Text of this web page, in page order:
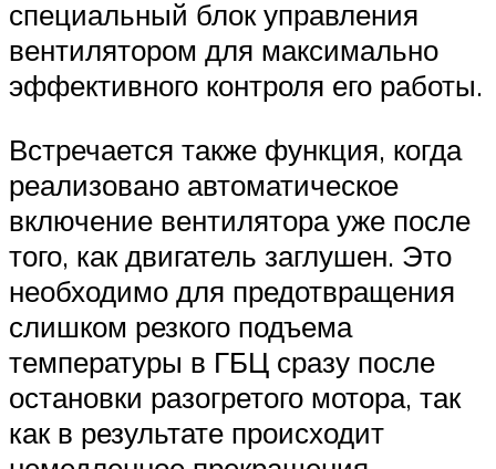
специальный блок управления
вентилятором для максимально
эффективного контроля его работы.
Встречается также функция, когда
реализовано автоматическое
включение вентилятора уже после
того, как двигатель заглушен. Это
необходимо для предотвращения
слишком резкого подъема
температуры в ГБЦ сразу после
остановки разогретого мотора, так
как в результате происходит